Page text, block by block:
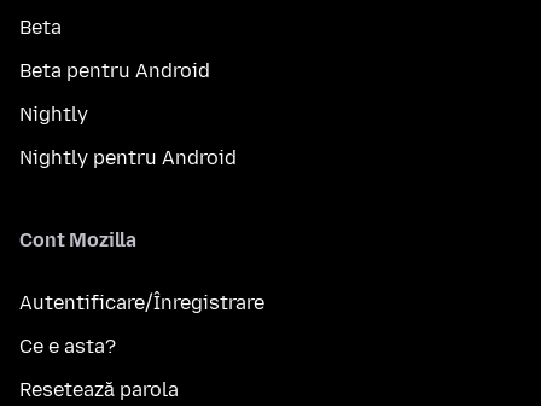
Beta
Beta pentru Android
Nightly
Nightly pentru Android
Cont Mozilla
Autentificare/Înregistrare
Ce e asta?
Resetează parola